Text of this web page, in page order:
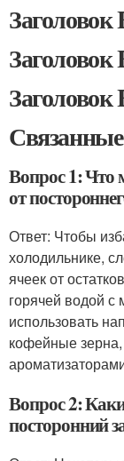
Заголовок
Заголовок
Заголовок
Вопрос 1: Что
от
Ответ: Чтобы
холодильнике,
ячеек от
горячей водой
использовать
кофейные
Вопрос 2:
посторонний